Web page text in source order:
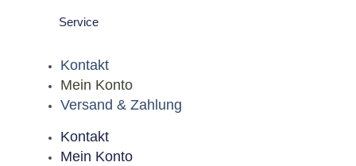
Service
Kontakt
Mein Konto
Versand & Zahlung
Kontakt
Mein Konto